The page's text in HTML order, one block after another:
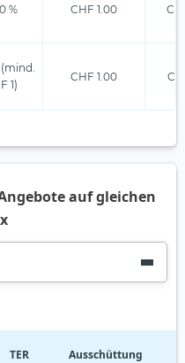
% CHF 1.00
(mind.
1)
CHF 1.00
auf gleichen
TER Ausschüttung